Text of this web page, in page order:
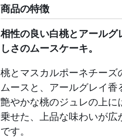
商品の特徴
相性の良い白桃とアールグ
しさのムースケーキ。
桃とマスカルポーネチーズ
ムースと、アールグレイ香
艶やかな桃のジュレの上に
乗せた、上品な味わいが広
です。